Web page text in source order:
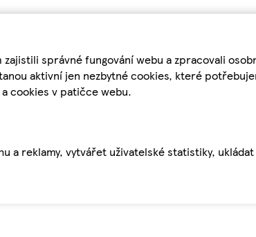
správné fungování webu a zpracovali
aktivní jen nezbytné cookies, které
cookies v patičce webu.
a reklamy, vytvářet uživatelské statistiky,